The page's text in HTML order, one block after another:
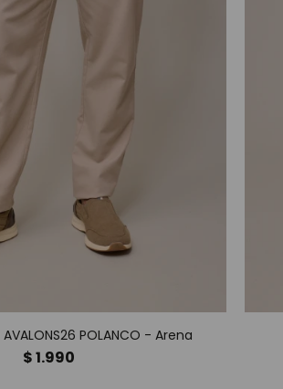
AVALONS26 POLANCO - Arena
$1.990